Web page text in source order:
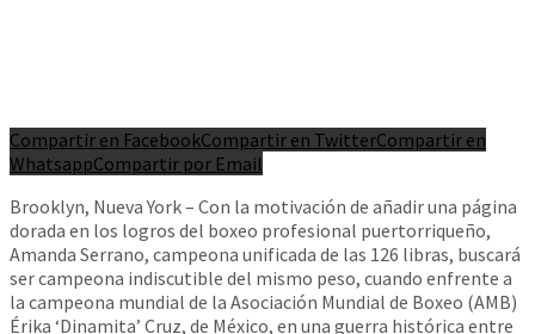
Compartir en FacebookCompartir en TwitterCompartir en
WhatsappCompartir por Email
Brooklyn, Nueva York – Con la motivación de añadir una página
dorada en los logros del boxeo profesional puertorriqueño,
Amanda Serrano, campeona unificada de las 126 libras, buscará
ser campeona indiscutible del mismo peso, cuando enfrente a
la campeona mundial de la Asociación Mundial de Boxeo (AMB)
Érika ‘Dinamita’ Cruz, de México, en una guerra histórica entre